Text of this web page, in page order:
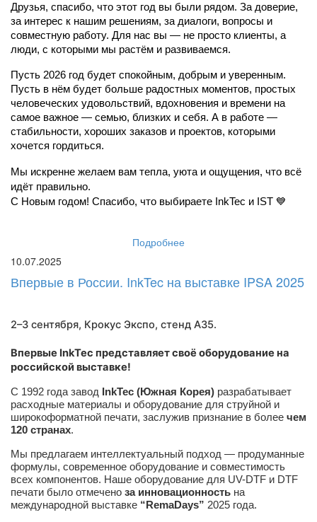
Друзья, спасибо, что этот год вы были рядом. За доверие,
за интерес к нашим решениям, за диалоги, вопросы и
совместную работу. Для нас вы — не просто клиенты, а
люди, с которыми мы растём и развиваемся.
Пусть 2026 год будет спокойным, добрым и уверенным.
Пусть в нём будет больше радостных моментов, простых
человеческих удовольствий, вдохновения и времени на
самое важное — семью, близких и себя. А в работе —
стабильности, хороших заказов и проектов, которыми
хочется гордиться.
Мы искренне желаем вам тепла, уюта и ощущения, что всё
идёт правильно.
С Новым годом! Спасибо, что выбираете InkTec и IST 💙
Подробнее
10.07.2025
Впервые в России. InkTec на выставке IPSA 2025
2–3 сентября, Крокус Экспо, стенд A35.
Впервые InkTec представляет своё оборудование на
российской выставке!
С 1992 года завод InkTec (Южная Корея) разрабатывает
расходные материалы и оборудование для струйной и
широкоформатной печати, заслужив признание в более чем
120 странах.
Мы предлагаем интеллектуальный подход — продуманные
формулы, современное оборудование и совместимость
всех компонентов. Наше оборудование для UV-DTF и DTF
печати было отмечено за инновационность на
международной выставке “RemaDays” 2025 года.